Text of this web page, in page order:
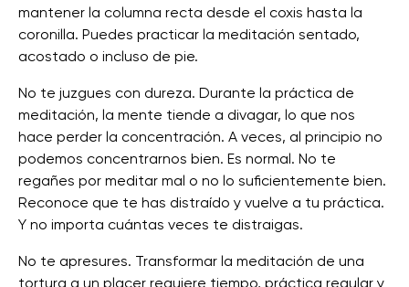
mantener la columna recta desde el coxis hasta la
coronilla. Puedes practicar la meditación sentado,
acostado o incluso de pie.
No te juzgues con dureza. Durante la práctica de
meditación, la mente tiende a divagar, lo que nos
hace perder la concentración. A veces, al principio no
podemos concentrarnos bien. Es normal. No te
regañes por meditar mal o no lo suficientemente bien.
Reconoce que te has distraído y vuelve a tu práctica.
Y no importa cuántas veces te distraigas.
No te apresures. Transformar la meditación de una
tortura a un placer requiere tiempo, práctica regular y